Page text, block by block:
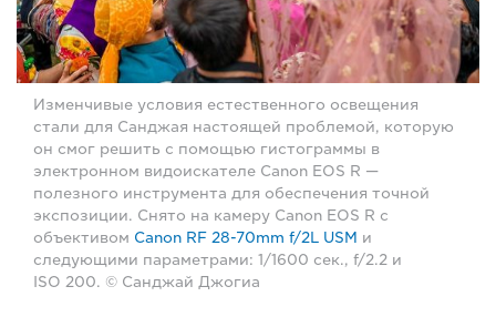
Изменчивые условия естественного освещения
стали для Санджая настоящей проблемой, которую
он смог решить с помощью гистограммы в
электронном видоискателе Canon EOS R —
полезного инструмента для обеспечения точной
экспозиции. Снято на камеру Canon EOS R с
объективом Canon RF 28-70mm f/2L USM и
следующими параметрами: 1/1600 сек., f/2.2 и
ISO 200. © Санджай Джогиа